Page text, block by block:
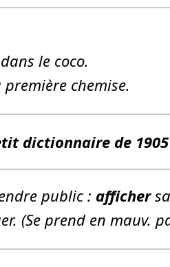
le coco.
chemise.
dictionnaire de 1905
public : afficher
(Se prend en mauv.